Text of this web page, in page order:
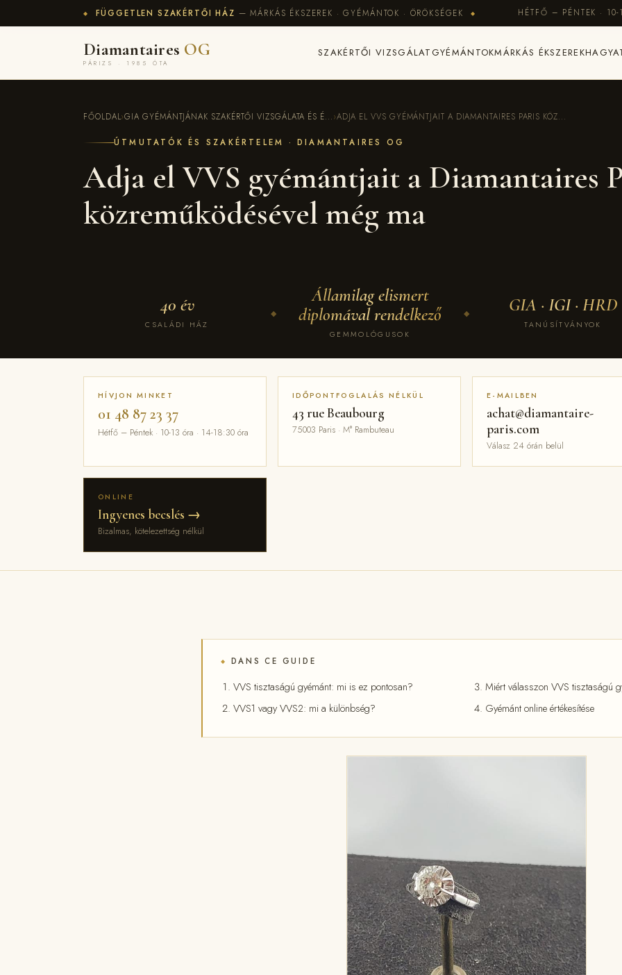
◆ FÜGGETLEN SZAKÉRTŐI HÁZ — MÁRKÁS ÉKSZEREK · GYÉMÁNTOK · ÖRÖKSÉGEK ◆ HÉTFŐ – PÉNTEK ·
Diamantaires OG
PÁRIZS · 1985 ÓTA
SZAKÉRTŐI VIZSGÁLAT GYÉMÁNTOKMÁRKÁS ÉKSZEREK
FŐOLDAL›GIA GYÉMÁNTJÁNAK SZAKÉRTŐI VIZSGÁLATA ÉS É...›ADJA EL VVS GYÉMÁNTJAIT A DIAMANTAIRES PARIS KÖZ...
ÚTMUTATÓK ÉS SZAKÉRTELEM · DIAMANTAIRES OG
Adja el VVS gyémántjait a Diamantaires
közreműködésével még ma
40 év
CSALÁDI HÁZ
◆
Államilag elismert
diplomával rendelkező
GEMMOLÓGUSOK
◆ GIA · IGI · HRD
TANÚSÍTVÁNYOK
HÍVJON MINKET
01 48 87 23 37
Hétfő – Péntek · 10-13 óra · 14-18:30 óra
IDŐPONTFOGLALÁS NÉLKÜL
43 rue Beaubourg
75003 Paris · M° Rambuteau
E-MAILBEN
achat@diamantaire-
paris.com
Válasz 24 órán belül
ONLINE
Ingyenes becslés →
Bizalmas, kötelezettség nélkül
◆ DANS CE GUIDE
VVS tisztaságú gyémánt: mi is ez pontosan?
VVS1 vagy VVS2: mi a különbség?
Miért válasszon VVS tisztaságú
Gyémánt online értékesítése